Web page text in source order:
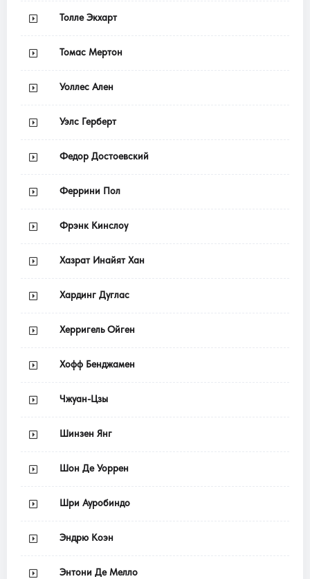
Толле Экхарт
Томас Мертон
Уоллес Ален
Уэлс Герберт
Федор Достоевский
Феррини Пол
Фрэнк Кинслоу
Хазрат Инайят Хан
Хардинг Дуглас
Херригель Ойген
Хофф Бенджамен
Чжуан-Цзы
Шинзен Янг
Шон Де Уоррен
Шри Ауробиндо
Эндрю Коэн
Энтони Де Мелло